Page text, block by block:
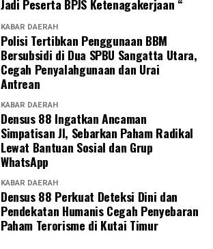
Jadi Peserta BPJS Ketenagakerjaan “
KABAR DAERAH
Polisi Tertibkan Penggunaan BBM
Bersubsidi di Dua SPBU Sangatta Utara,
Cegah Penyalahgunaan dan Urai
Antrean
KABAR DAERAH
Densus 88 Ingatkan Ancaman
Simpatisan JI, Sebarkan Paham Radikal
Lewat Bantuan Sosial dan Grup
WhatsApp
KABAR DAERAH
Densus 88 Perkuat Deteksi Dini dan
Pendekatan Humanis Cegah Penyebaran
Paham Terorisme di Kutai Timur